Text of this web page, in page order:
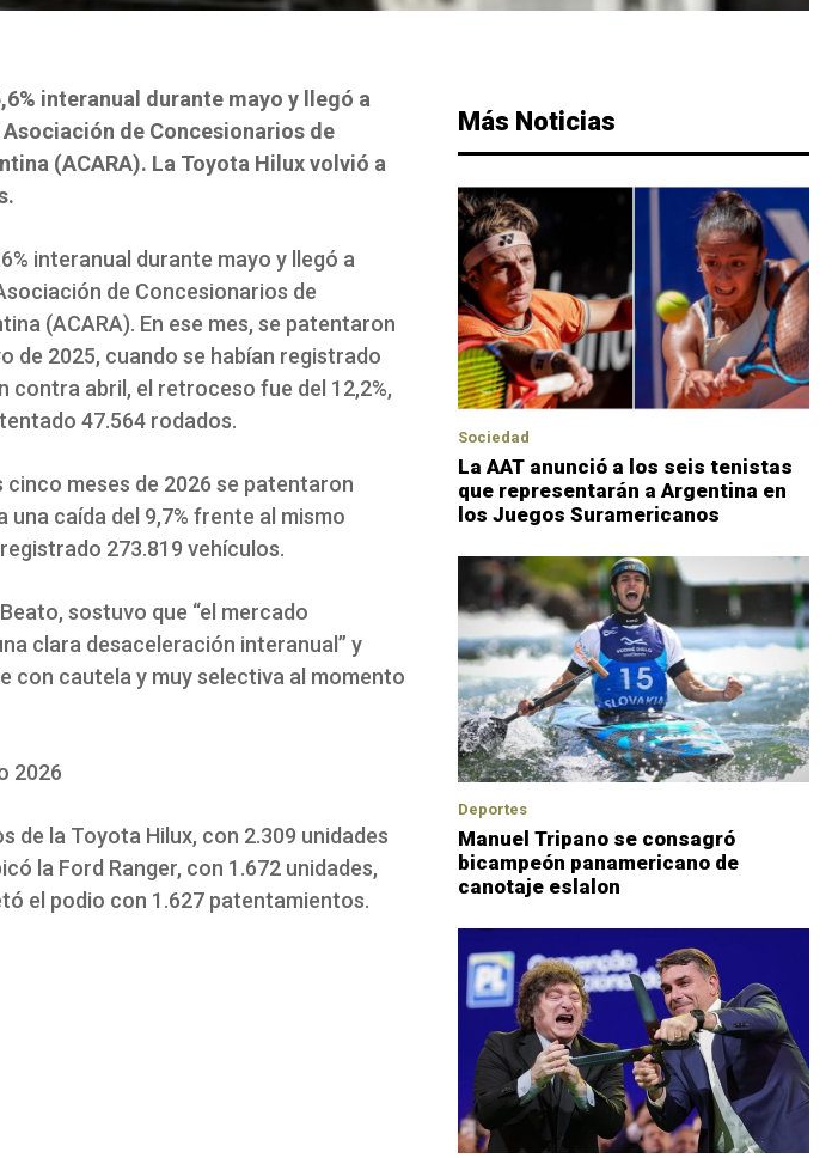
interanual durante mayo y llegó a
de Concesionarios de
(ACARA). La Toyota Hilux volvió a
interanual durante mayo y llegó a
de Concesionarios de
(ACARA). En ese mes, se patentaron
de 2025, cuando se habían registrado
contra abril, el retroceso fue del 12,2%,
47.564 rodados.
meses de 2026 se patentaron
una caída del 9,7% frente al mismo
273.819 vehículos.
sostuvo que “el mercado
clara desaceleración interanual” y
con cautela y muy selectiva al momento
2026
de la Toyota Hilux, con 2.309 unidades
la Ford Ranger, con 1.672 unidades,
el podio con 1.627 patentamientos.
Más Noticias
Sociedad
La AAT anunció a los seis tenistas
que representarán a Argentina en
los Juegos Suramericanos
Deportes
Manuel Tripano se consagró
bicampeón panamericano de
canotaje eslalon